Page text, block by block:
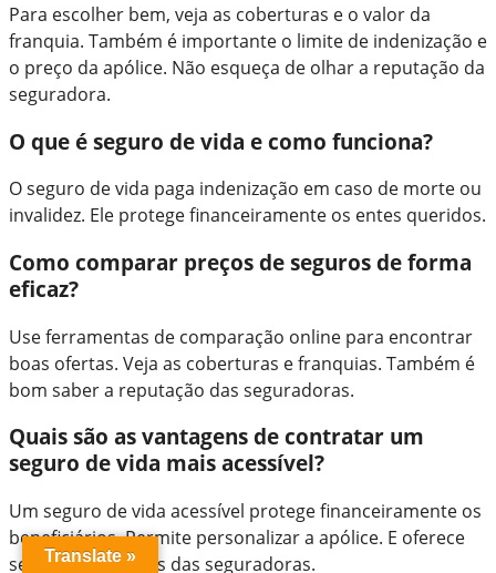
Para escolher bem, veja as coberturas e o valor da
franquia. Também é importante o limite de indenização e
o preço da apólice. Não esqueça de olhar a reputação da
seguradora.
O que é seguro de vida e como funciona?
O seguro de vida paga indenização em caso de morte ou
invalidez. Ele protege financeiramente os entes queridos.
Como comparar preços de seguros de forma
eficaz?
Use ferramentas de comparação online para encontrar
boas ofertas. Veja as coberturas e franquias. Também é
bom saber a reputação das seguradoras.
Quais são as vantagens de contratar um
seguro de vida mais acessível?
Um seguro de vida acessível protege financeiramente os
beneficiários. Permite personalizar a apólice. E oferece
serviços adicionais das seguradoras.
Translate »